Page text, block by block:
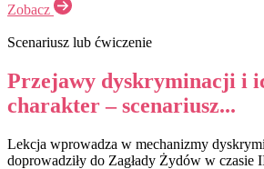
Zobacz
Scenariusz lub ćwiczenie
Przejawy dyskryminacji i
charakter – scenariusz...
Lekcja wprowadza w mechanizmy
doprowadziły do Zagłady Żydów w czasie